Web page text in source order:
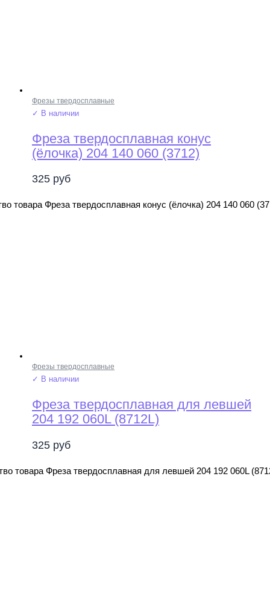
Фрезы твердосплавные
✓ В наличии
Фреза твердосплавная конус
(ёлочка) 204 140 060 (3712)
325 руб
товара Фреза твердосплавная конус (ёлочка) 204 140 060
Фрезы твердосплавные
✓ В наличии
Фреза твердосплавная для левшей
204 192 060L (8712L)
325 руб
товара Фреза твердосплавная для левшей 204 192 060L